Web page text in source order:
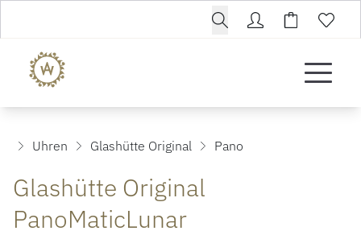
Uhren Glashütte Original Pano
Glashütte Original
PanoMaticLunar